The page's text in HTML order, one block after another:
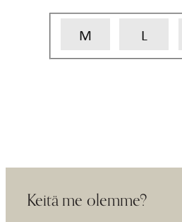
M L
Keitä me olemme?